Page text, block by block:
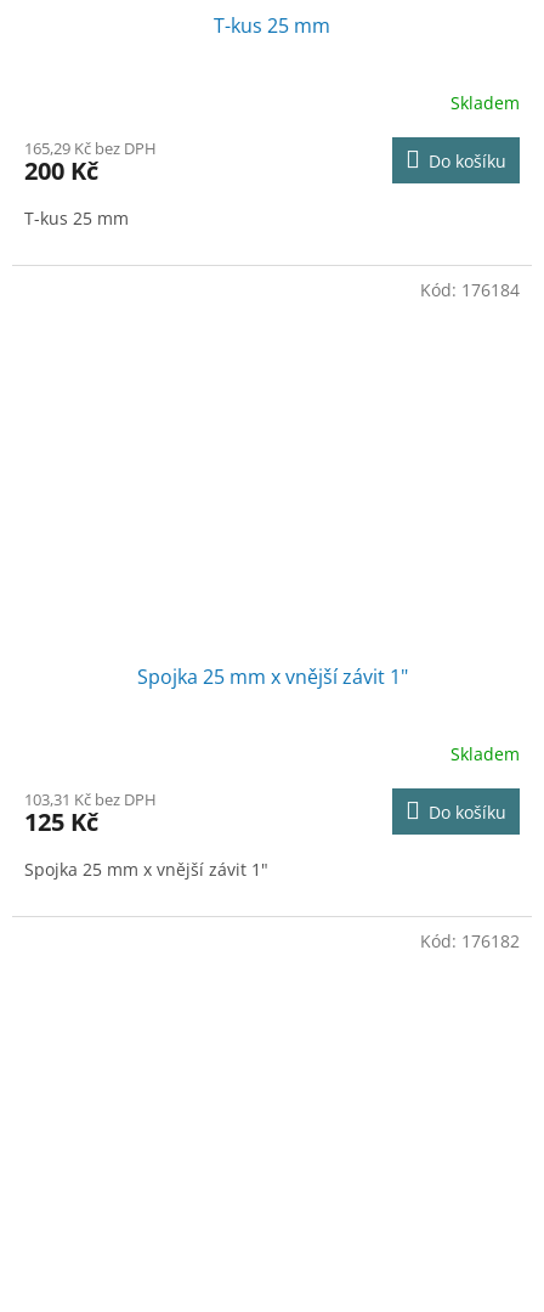
T-kus 25 mm
Skladem
165,29 Kč bez DPH
200 Kč Do košíku
T-kus 25 mm
Spojka 25 mm x vnější závit 1"
Skladem
103,31 Kč bez DPH
125 Kč Do košíku
Spojka 25 mm x vnější závit 1"
Kód: 176184
Kód: 176182